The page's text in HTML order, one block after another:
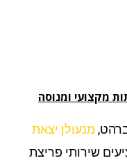
ומנוסה
מנעולן יצאת
פריצת